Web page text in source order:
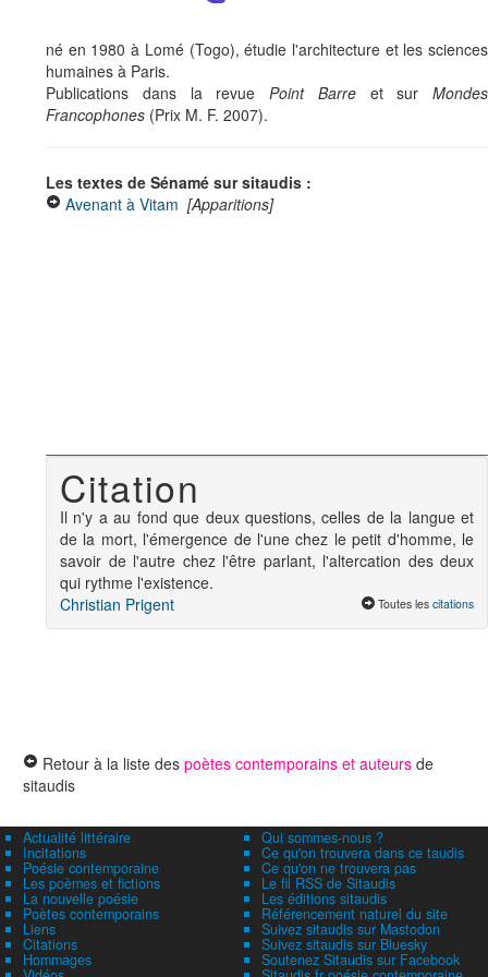
né en 1980 à Lomé (Togo), étudie l'architecture et les sciences
humaines à Paris.
Publications dans la revue Point Barreet sur Mondes
Francophones (Prix M. F. 2007).
Les textes de Sénamé sur sitaudis :
Avenant à Vitam [Apparitions]
Citation
Il n'y a au fond que deux questions, celles de la langue et
de la mort, l'émergence de l'une chez le petit d'homme, le
savoir de l'autre chez l'être parlant, l'altercation des deux
qui rythme l'existence.
Christian Prigent
Toutes les citations
Retour à la liste des poètes contemporains et auteurs de
sitaudis
Actualité littéraire
Incitations
Poésie contemporaine
Les poèmes et fictions
La nouvelle poésie
Poètes contemporains
Liens
Citations
Hommages
Qui sommes-nous ?
Ce qu'on trouvera dans ce taudis
Ce qu'on ne trouvera pas
Le fil RSS de Sitaudis
Les éditions sitaudis
Référencement naturel du site
Suivez sitaudis sur Mastodon
Suivez sitaudis sur Bluesky
Soutenez Sitaudis sur Facebook